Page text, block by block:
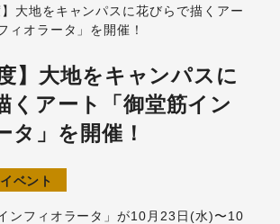
】大地をキャンパスに花びらで描くアー
ィオラータ」を開催！
】大地をキャンパスに
くアート「御堂筋イン
タ」を開催！
イベント
ンフィオラータ」が10月23日(水)〜10